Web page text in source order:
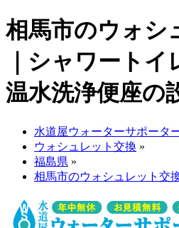
相馬市のウォシ
｜シャワート
温水洗浄便座の
水道屋ウォーターサポータ
ウォシュレット交換 »
福島県 »
相馬市のウォシュレット交